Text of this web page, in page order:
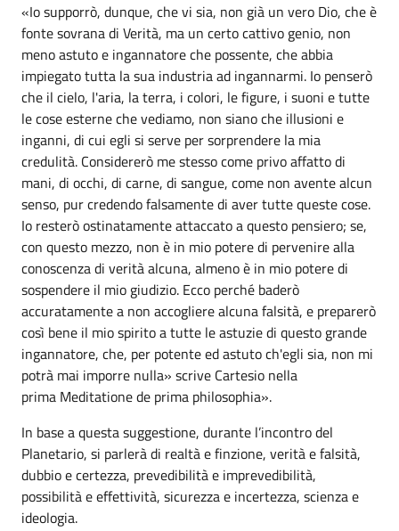
«Io supporrò, dunque, che vi sia, non già un vero Dio, che è
fonte sovrana di Verità, ma un certo cattivo genio, non
meno astuto e ingannatore che possente, che abbia
impiegato tutta la sua industria ad ingannarmi. Io penserò
che il cielo, l'aria, la terra, i colori, le figure, i suoni e tutte
le cose esterne che vediamo, non siano che illusioni e
inganni, di cui egli si serve per sorprendere la mia
credulità. Considererò me stesso come privo affatto di
mani, di occhi, di carne, di sangue, come non avente alcun
senso, pur credendo falsamente di aver tutte queste cose.
Io resterò ostinatamente attaccato a questo pensiero; se,
con questo mezzo, non è in mio potere di pervenire alla
conoscenza di verità alcuna, almeno è in mio potere di
sospendere il mio giudizio. Ecco perché baderò
accuratamente a non accogliere alcuna falsità, e preparerò
così bene il mio spirito a tutte le astuzie di questo grande
ingannatore, che, per potente ed astuto ch'egli sia, non mi
potrà mai imporre nulla» scrive Cartesio nella
prima Meditatione de prima philosophia».
In base a questa suggestione, durante l’incontro del
Planetario, si parlerà di realtà e finzione, verità e falsità,
dubbio e certezza, prevedibilità e imprevedibilità,
possibilità e effettività, sicurezza e incertezza, scienza e
ideologia.